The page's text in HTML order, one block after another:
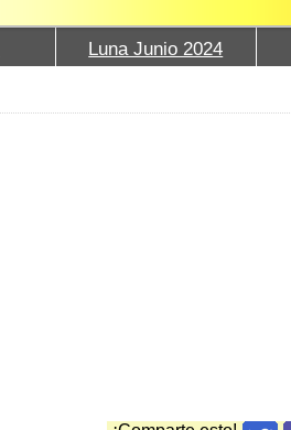
Luna Junio 2024